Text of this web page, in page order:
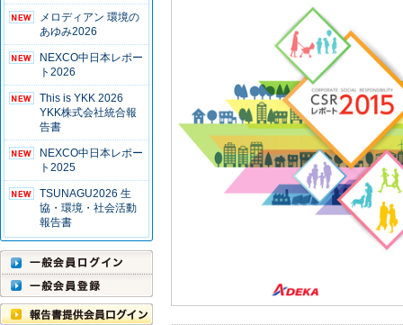
メロディアン 環境の
あゆみ2026
NEXCO中日本レポー
ト2026
This is YKK 2026
YKK株式会社統合報
告書
NEXCO中日本レポー
ト2025
TSUNAGU2026 生
協・環境・社会活動
報告書